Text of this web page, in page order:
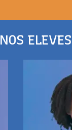
NOS